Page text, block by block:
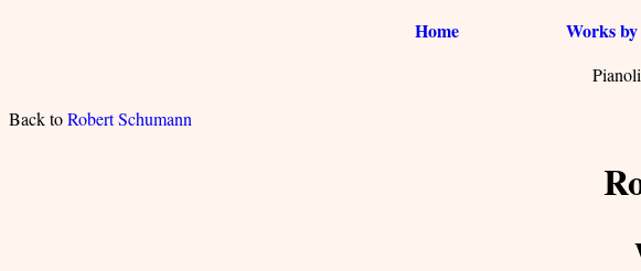
Home Works
Back toRobert Schumann